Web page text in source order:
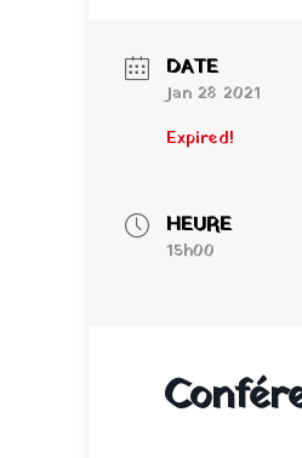
DATE
Jan 28 2021
Expired!
HEURE
15h00